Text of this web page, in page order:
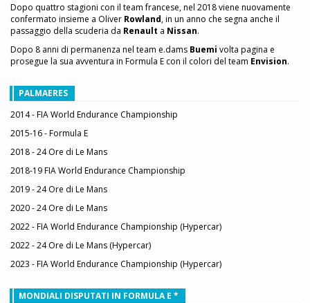
Dopo quattro stagioni con il team francese, nel 2018 viene nuovamente
confermato insieme a Oliver Rowland, in un anno che segna anche il
passaggio della scuderia da Renault a Nissan.
Dopo 8 anni di permanenza nel team e.dams Buemi volta pagina e
prosegue la sua avventura in Formula E con il colori del team Envision.
PALMAERES
2014 - FIA World Endurance Championship
2015-16 - Formula E
2018 - 24 Ore di Le Mans
2018-19 FIA World Endurance Championship
2019 - 24 Ore di Le Mans
2020 - 24 Ore di Le Mans
2022 - FIA World Endurance Championship (Hypercar)
2022 - 24 Ore di Le Mans (Hypercar)
2023 - FIA World Endurance Championship (Hypercar)
MONDIALI DISPUTATI IN FORMULA E *